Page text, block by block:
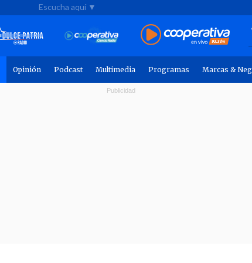
Escucha aquí ▼
Opinión Podcast Multimedia Programas Marcas &